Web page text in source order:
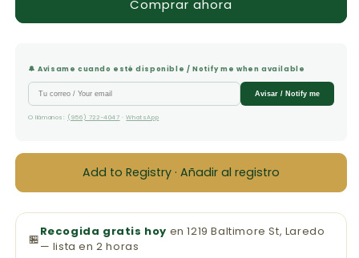
Paquete
Comprar ahora
🔔 Avísame cuando esté disponible / Notify me when available
Avisar / Notify me
O llámanos: (956) 722-4047 ·WhatsApp
Add to Registry · Añadir al registro
🏪Recogida gratis hoy en 1219 Baltimore St, Laredo
— lista en 2 horas